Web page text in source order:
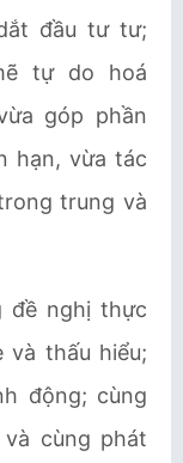
đầu tư tư;
tự do hoá
góp phần
hạn, vừa tác
trung và
đề nghị thực
và thấu hiểu;
động; cùng
cùng phát